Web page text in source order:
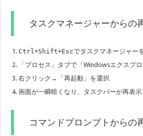
タスクマネージャーからの
Ctrl+Shift+Escでタスクマネージャー
「プロセス」タブで「Windowsエクスプ
右クリック→「再起動」を選択
画面が一瞬暗くなり、タスクバーが再表
コマンドプロンプトからの